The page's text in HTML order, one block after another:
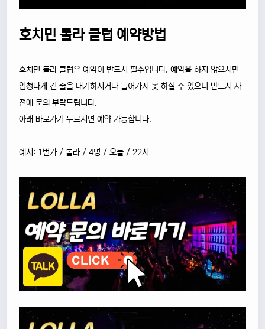
호치민 롤라 클럽 예약방법
호치민 롤라 클럽은 예약이 반드시 필수입니다. 예약을 하지 않으시면
엄청나게 긴 줄을 대기하시거나 들어가지 못 하실 수 있으니 반드시 사
전에 문의 부탁드립니다.
아래 바로가기 누르시면 예약 가능합니다.
예시: 1번가 / 롤라 / 4명 / 오늘 / 22시